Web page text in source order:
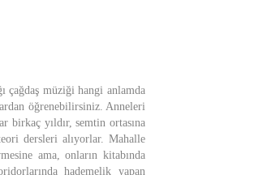
çağdaş müziği hangi anlamda
öğrenebilirsiniz. Anneleri
birkaç yıldır, semtin ortasına
dersleri alıyorlar. Mahalle
ama, onların kitabında
hademelik yapan